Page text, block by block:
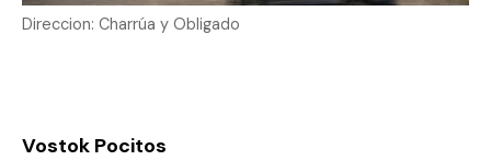
Direccion: Charrúa y Obligado
Vostok Pocitos